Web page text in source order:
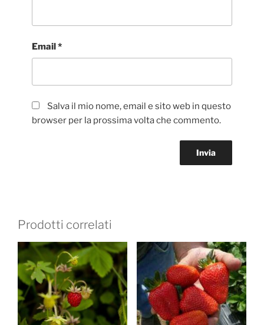
Email*
Salva il mio nome, email e sito web in questo
browser per la prossima volta che commento.
Prodotti correlati